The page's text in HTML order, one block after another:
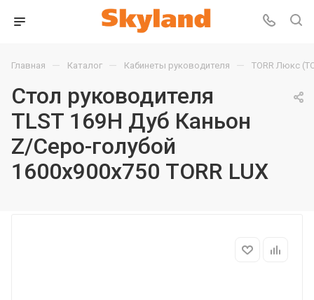
Главная — Каталог — Кабинеты руководителя — TORR Люкс
Стол руководителя
TLST 169H Дуб Каньон
Z/Серо-голубой
1600х900х750 TORR LUX